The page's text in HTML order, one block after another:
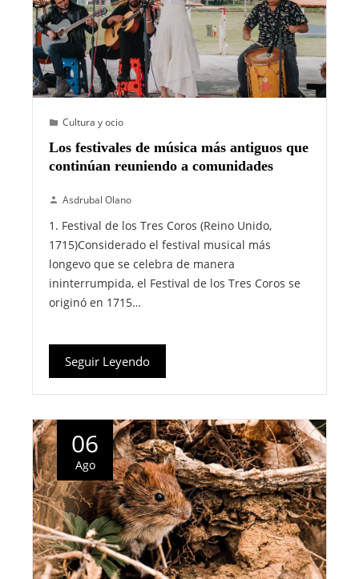
Cultura y ocio
Los festivales de música más antiguos que
continúan reuniendo a comunidades
Asdrubal Olano
1. Festival de los Tres Coros (Reino Unido,
1715)Considerado el festival musical más
longevo que se celebra de manera
ininterrumpida, el Festival de los Tres Coros se
originó en 1715…
Seguir Leyendo
06
Ago